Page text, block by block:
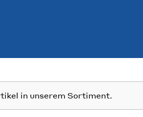
in unserem Sortiment.